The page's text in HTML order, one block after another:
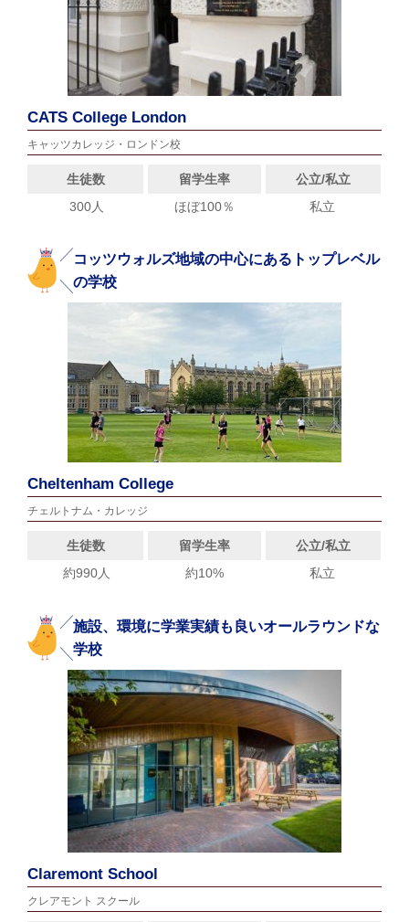
CATS College London
キャッツカレッジ・ロンドン校
生徒数 留学生率
公立/私立
300人
ほぼ100％ 私立
コッツウォルズ地域の中心にあるトップレベル
の学校
Cheltenham College
チェルトナム・カレッジ
生徒数 留学生率
公立/私立
約990人
約10% 私立
施設、環境に学業実績も良いオールラウンドな
学校
Claremont School
クレアモント スクール